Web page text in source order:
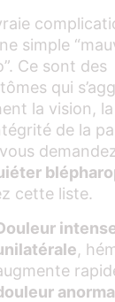
simple
Ce sont des
qui
la vision,
de la
cette liste.
,